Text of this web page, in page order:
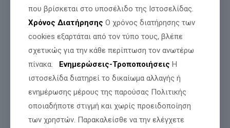
ΜΕΤΑΜΟΡΦΩΣΗ! ΑΠΟ ΛΥΚΟΙ ΝΑ ΓΙΝΟΥΜΕ
ΑΡΝΙΑ ΚΑΙ ΑΠΟ ΚΟΡΑΚΙΑ ΠΕΡΙΣΤΕΡΙΑ.
Διαβάστε περισσότερα
που βρίσκεται στο υποσέλιδο της Ιστοσελίδας.
Χρόνος Διατήρησης Ο χρόνος διατήρησης των
cookies εξαρτάται από τον τύπο τους, βλέπε
σχετικώς για την κάθε περίπτωση τον ανωτέρω
πίνακα. Ενημερώσεις-Τροποποιήσεις Η
ιστοσελίδα διατηρεί το δικαίωμα αλλαγής ή
ενημέρωσης μέρους της παρούσας Πολιτικής
οποιαδήποτε στιγμή και χωρίς προειδοποίηση
των χρηστών. Παρακαλείσθε να την ελέγχετε